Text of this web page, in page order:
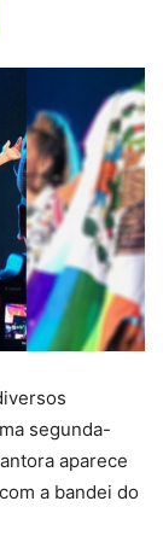
segunda-
aparece
a bandei do